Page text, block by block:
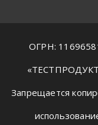
ОГРН:
Запрещается